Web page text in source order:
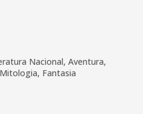
Nacional, Aventura,
Fantasia